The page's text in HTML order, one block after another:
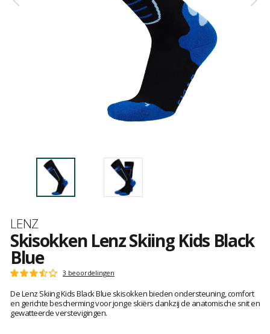
Merk
LENZ
Skisokken Lenz Skiing Kids Black
Blue
Het
van
klanten
Score
:
3.6
op
5
3 beoordelingen
De Lenz Skiing Kids Black Blue skisokken bieden ondersteuning, comfort
en gerichte bescherming voor jonge skiërs dankzij de anatomische snit en
gewatteerde verstevigingen.